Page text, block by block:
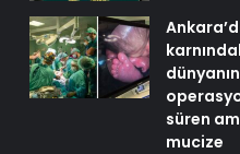
süren
mucize